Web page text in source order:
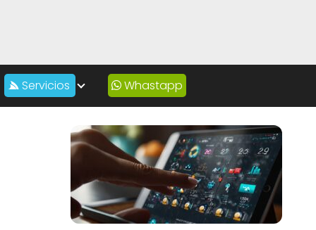
Servicios Whastapp